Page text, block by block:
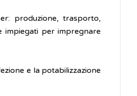
produzione, trasporto,
impiegati per impregnare
e la potabilizzazione